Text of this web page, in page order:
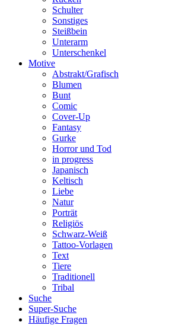
Schulter
Sonstiges
Steißbein
Unterarm
Unterschenkel
Motive
Abstrakt/Grafisch
Blumen
Bunt
Comic
Cover-Up
Fantasy
Gurke
Horror und Tod
in progress
Japanisch
Keltisch
Liebe
Natur
Porträt
Religiös
Schwarz-Weiß
Tattoo-Vorlagen
Text
Tiere
Traditionell
Tribal
Suche
Super-Suche
Häufige Fragen